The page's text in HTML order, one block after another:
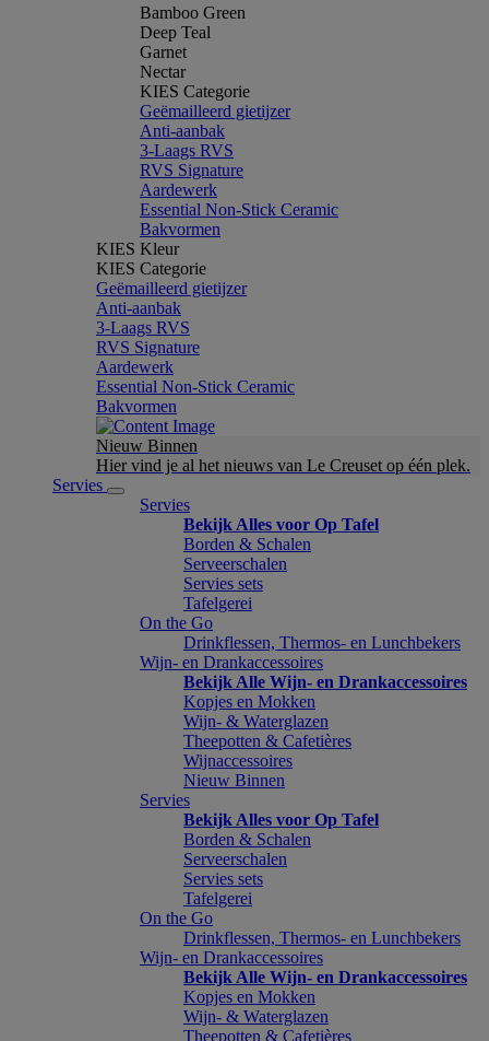
Bamboo Green
Deep Teal
Garnet
Nectar
KIES Categorie
Geëmailleerd gietijzer
Anti-aanbak
3-Laags RVS
RVS Signature
Aardewerk
Essential Non-Stick Ceramic
Bakvormen
KIES Kleur
KIES Categorie
Geëmailleerd gietijzer
Anti-aanbak
3-Laags RVS
RVS Signature
Aardewerk
Essential Non-Stick Ceramic
Bakvormen
Nieuw Binnen
Hier vind je al het nieuws van Le Creuset op één plek.
Servies
Servies
Bekijk Alles voor Op Tafel
Borden & Schalen
Serveerschalen
Servies sets
Tafelgerei
On the Go
Drinkflessen, Thermos- en Lunchbekers
Wijn- en Drankaccessoires
Bekijk Alle Wijn- en Drankaccessoires
Kopjes en Mokken
Wijn- & Waterglazen
Theepotten & Cafetières
Wijnaccessoires
Nieuw Binnen
Servies
Bekijk Alles voor Op Tafel
Borden & Schalen
Serveerschalen
Servies sets
Tafelgerei
On the Go
Drinkflessen, Thermos- en Lunchbekers
Wijn- en Drankaccessoires
Bekijk Alle Wijn- en Drankaccessoires
Kopjes en Mokken
Wijn- & Waterglazen
Theepotten & Cafetières